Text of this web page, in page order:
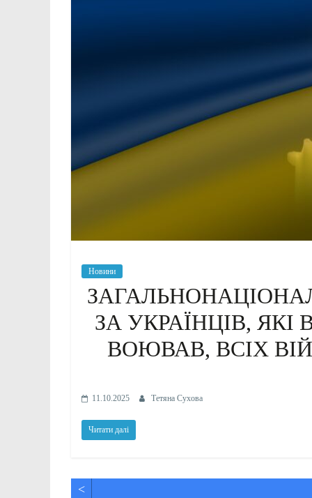
Новини
ЗА УКРАЇНЦІВ,
ВОЮВАВ, ВСІХ
11.10.2025 Тетяна Сухова
Читати далі
<